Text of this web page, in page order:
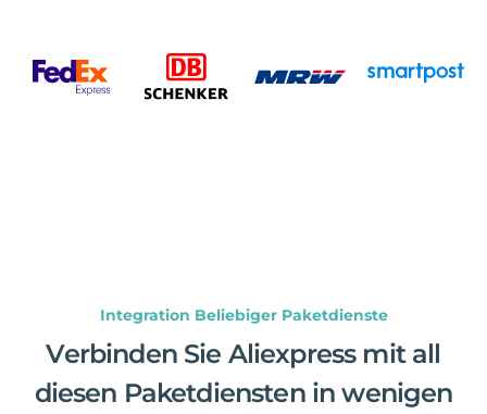
Integration Beliebiger Paketdienste
Verbinden Sie Aliexpress mit all
diesen Paketdiensten in wenigen